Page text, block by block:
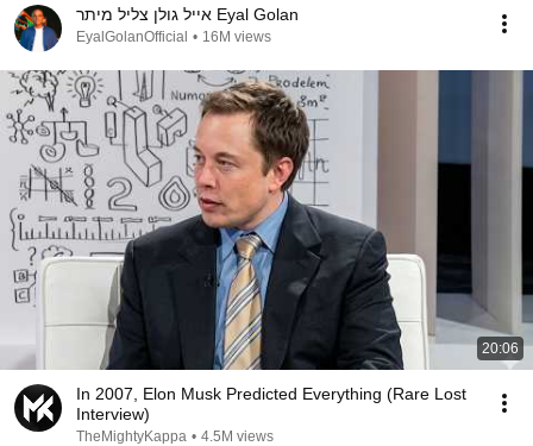
אייל גולן צליל מיתר Eyal Golan
EyalGolanOfficial • 16M views
20:06
In 2007, Elon Musk Predicted Everything (Rare Lost
Interview)
TheMightyKappa • 4.5M views